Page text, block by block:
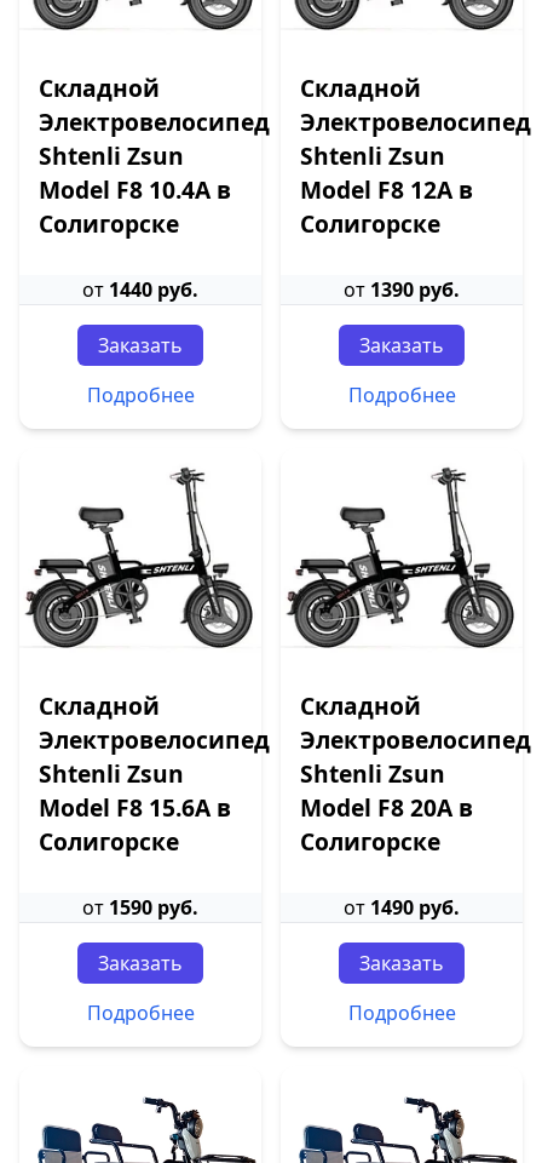
Складной
Электровелосипед
Shtenli Zsun
Model F8 10.4A в
Солигорске
от 1440 руб.
Заказать
Подробнее
Складной
Электровелосипед
Shtenli Zsun
Model F8 12А в
Солигорске
от 1390 руб.
Заказать
Подробнее
Складной
Электровелосипед
Shtenli Zsun
Model F8 15.6А в
Солигорске
от 1590 руб.
Заказать
Подробнее
Складной
Электровелосипед
Shtenli Zsun
Model F8 20А в
Солигорске
от 1490 руб.
Заказать
Подробнее